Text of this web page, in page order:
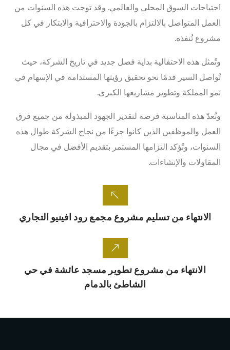
احتياجات السوق المحلي والعالمي. وقد توجت هذه السنوات من
العمل المتواصل بالالتزام بالجودة والاحترافية والابتكار في كل
مشروع تُنفذه.
وتُمثل هذه الاحتفالية بداية فصل جديد في تاريخ الشركة، حيث
تُواصل السير قدمًا نحو تحقيق رؤيتها المستدامة في الإسهام في
نمو المملكة وتطوير مشاريعها الكبرى.
وتُعدّ هذه المناسبة فرصة لتقدير الجهود المبذولة من جميع فرق
العمل والموظفين الذين كانوا جزءًا من نجاح الشركة طوال هذه
السنوات، وتُؤكد التزامها المستمر بتقديم الأفضل في مجال
المقاولات والإنشاءات.
الانتهاء من تسليم مشروع مجمع رود افينيو التجاري
الانتهاء من مشروع تطوير مسجد عائشة في حي
الشاطئ بالدمام